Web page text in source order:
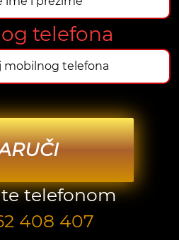
telefona
telefonom
408 407